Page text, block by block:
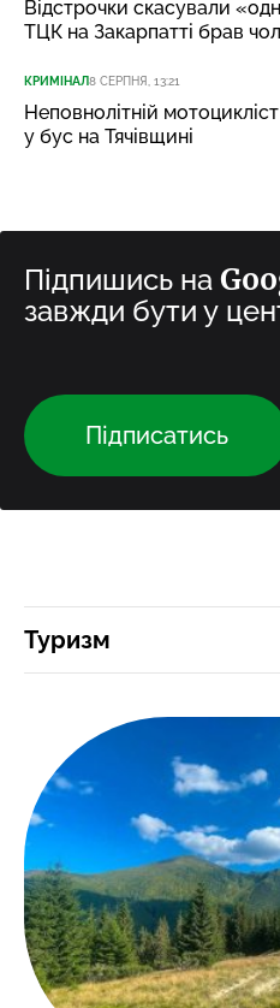
Відстрочки скасували
ТЦК на Закарпатті брав
КРИМІНАЛ8 СЕРПНЯ, 13:21
Неповнолітній
у бус на Тячівщині
Підпишись на
завжди бути у
Підписатись
Туризм